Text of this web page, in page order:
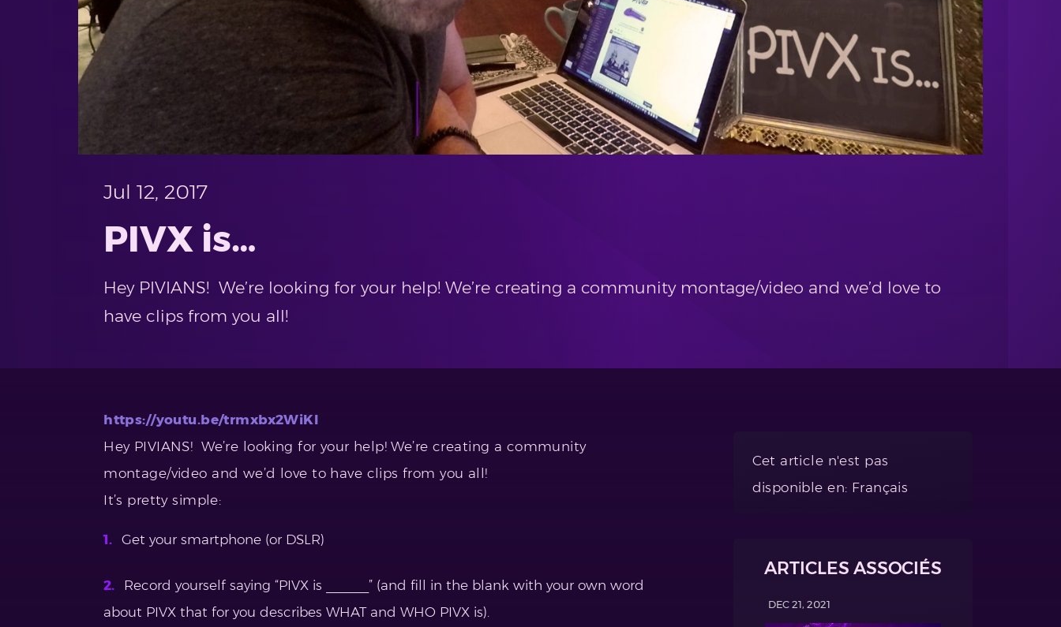
Jul 12, 2017
PIVX is…
Hey PIVIANS! We’re looking for your help! We’re creating a community montage/video and we’d love to
have clips from you all!
https://youtu.be/trmxbx2WiKI
Hey PIVIANS! We’re looking for your help! We’re creating a community
montage/video and we’d love to have clips from you all!
It’s pretty simple:
Get your smartphone (or DSLR)
Record yourself saying “PIVX is ______” (and fill in the blank with your own word
about PIVX that for you describes WHAT and WHO PIVX is).
Cet article n'est pas
disponible en: Français
ARTICLES ASSOCIÉS
DEC 21, 2021